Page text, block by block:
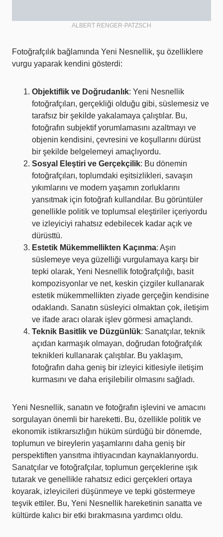
ALBERT RENGER-PATZSCH
Fotoğrafçılık bağlamında Yeni Nesnellik, şu özelliklere
vurgu yaparak kendini gösterdi:
Objektiflik ve Doğrudanlık: Yeni Nesnellik
fotoğrafçıları, gerçekliği olduğu gibi, süslemesiz ve
tarafsız bir şekilde yakalamaya çalıştılar. Bu,
fotoğrafın subjektif yorumlamasını azaltmayı ve
objenin kendisini, çevresini ve koşullarını dürüst
bir şekilde belgelemeyi amaçlıyordu.
Sosyal Eleştiri ve Gerçekçilik: Bu dönemin
fotoğrafçıları, toplumdaki eşitsizlikleri, savaşın
yıkımlarını ve modern yaşamın zorluklarını
yansıtmak için fotoğrafı kullandılar. Bu görüntüler
genellikle politik ve toplumsal eleştiriler içeriyordu
ve izleyiciyi rahatsız edebilecek kadar açık ve
dürüsttü.
Estetik Mükemmellikten Kaçınma: Aşırı
süslemeye veya güzelliği vurgulamaya karşı bir
tepki olarak, Yeni Nesnellik fotoğrafçılığı, basit
kompozisyonlar ve net, keskin çizgiler kullanarak
estetik mükemmellikten ziyade gerçeğin kendisine
odaklandı. Sanatın süsleyici olmaktan çok, iletişim
ve ifade aracı olarak işlev görmesi amaçlandı.
Teknik Basitlik ve Düzgünlük: Sanatçılar, teknik
açıdan karmaşık olmayan, doğrudan fotoğrafçılık
teknikleri kullanarak çalıştılar. Bu yaklaşım,
fotoğrafın daha geniş bir izleyici kitlesiyle iletişim
kurmasını ve daha erişilebilir olmasını sağladı.
Yeni Nesnellik, sanatın ve fotoğrafın işlevini ve amacını
sorgulayan önemli bir hareketti. Bu, özellikle politik ve
ekonomik istikrarsızlığın hüküm sürdüğü bir dönemde,
toplumun ve bireylerin yaşamlarını daha geniş bir
perspektiften yansıtma ihtiyacından kaynaklanıyordu.
Sanatçılar ve fotoğrafçılar, toplumun gerçeklerine ışık
tutarak ve genellikle rahatsız edici gerçekleri ortaya
koyarak, izleyicileri düşünmeye ve tepki göstermeye
teşvik ettiler. Bu, Yeni Nesnellik hareketinin sanatta ve
kültürde kalıcı bir etki bırakmasına yardımcı oldu.